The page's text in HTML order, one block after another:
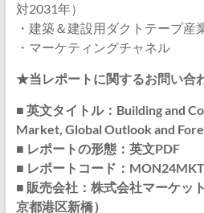
対2031年）
・建築＆建設用ダクトテープ産
・マーケティングチャネル
★当レポートに関するお問い合
■ 英文タイトル：Building and
Market, Global Outlook and
■ レポートの形態：英文PDF
■ レポートコード：
■ 販売会社：株式会社マーケッ
京都港区新橋）